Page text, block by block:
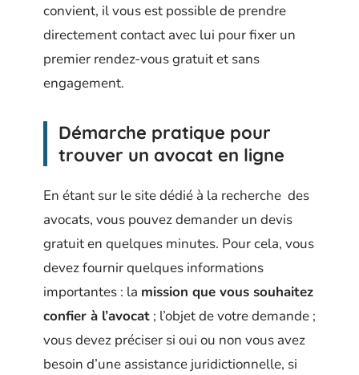
convient, il vous est possible de prendre
directement contact avec lui pour fixer un
premier rendez-vous gratuit et sans
engagement.
Démarche pratique pour
trouver un avocat en ligne
En étant sur le site dédié à la recherche des
avocats, vous pouvez demander un devis
gratuit en quelques minutes. Pour cela, vous
devez fournir quelques informations
importantes : la mission que vous souhaitez
confier à l’avocat ; l’objet de votre demande ;
vous devez préciser si oui ou non vous avez
besoin d’une assistance juridictionnelle, si